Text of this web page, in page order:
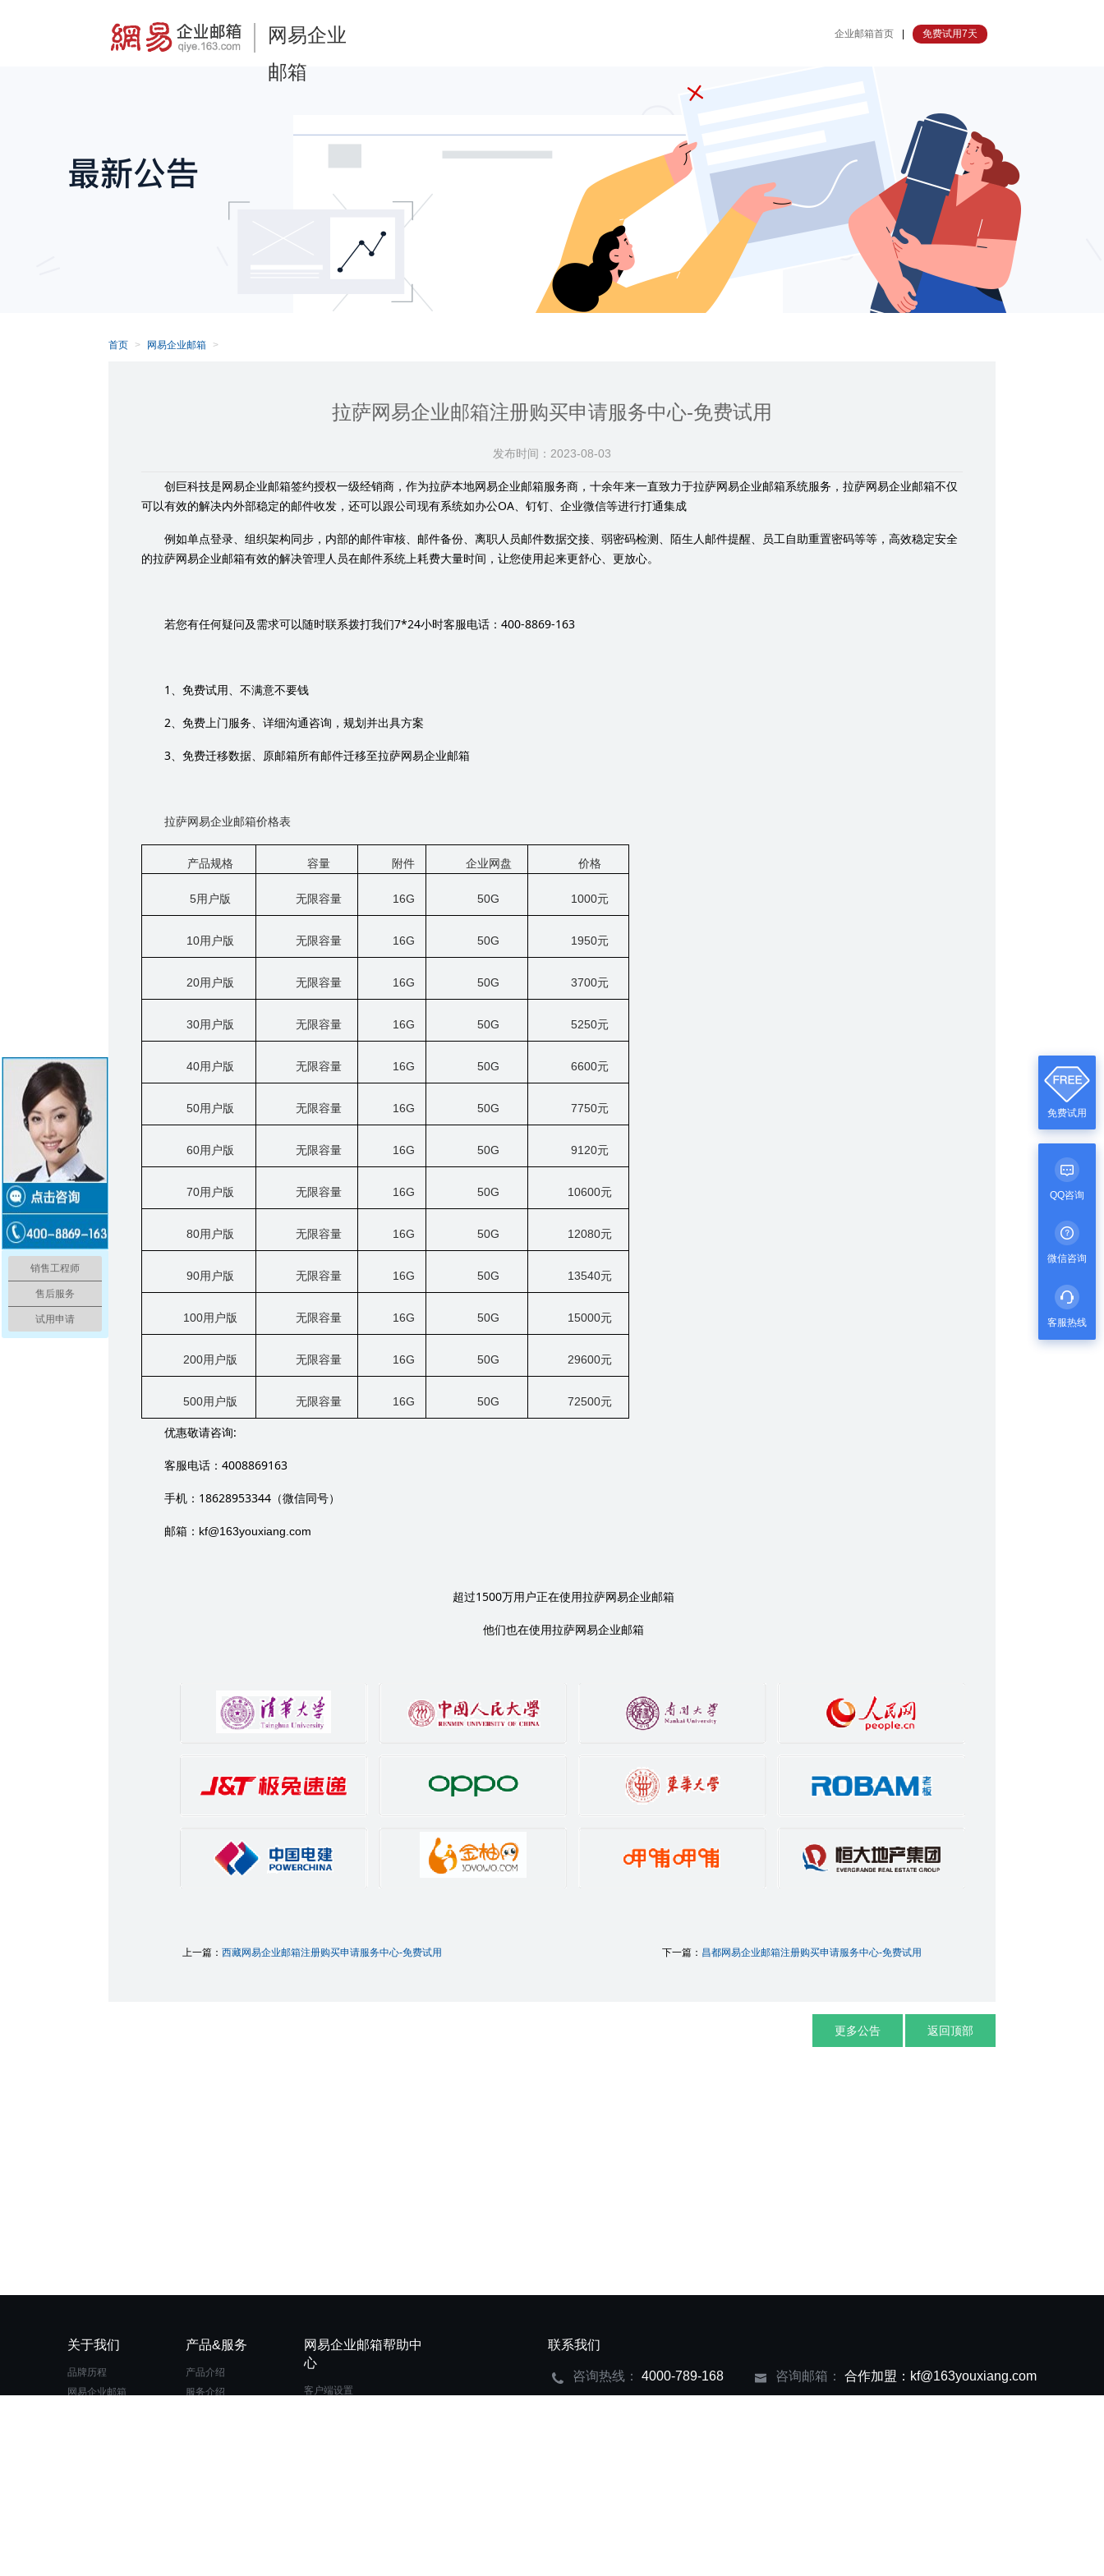
网易企业
邮箱
企业邮箱首页 免费试用7天
首页 网易企业邮箱
拉萨网易企业邮箱注册购买申请服务中心-免费试用
发布时间： 2023-08-03
创巨科技是网易企业邮箱签约授权一级经销商，作为拉萨本地网易企业邮箱服务商，十余年来一直致力于拉萨网易企业邮箱系统服务，拉萨网易企业邮箱不仅
可以有效的解决内外部稳定的邮件收发，还可以跟公司现有系统如办公OA 、钉钉、企业微信等进行打通集成
例如单点登录、组织架构同步，内部的邮件审核、邮件备份、离职人员邮件数据交接、弱密码检测、陌生人邮件提醒、员工自助重置密码等等，高效稳定安全
的拉萨网易企业邮箱有效的解决管理人员在邮件系统上耗费大量时间，让您使用起来更舒心、更放心。
若您有任何疑问及需求可以随时联系拨打我们7*24小时客服电话： 400-8869-163
1 、免费试用、不满意不要钱
2 、免费上门服务、详细沟通咨询，规划并出具方案
3 、免费迁移数据、原邮箱所有邮件迁移至拉萨网易企业邮箱
拉萨网易企业邮箱价格表
产品规格 容量 附件 企业网盘 价格
5用户版 无限容量 16G 50G 1000元
10用户版 无限容量 16G 50G 1950元
20用户版 无限容量 16G 50G 3700元
30用户版 无限容量 16G 50G 5250元
40用户版 无限容量 16G 50G 6600元
50用户版 无限容量 16G 50G 7750元
60用户版 无限容量 16G 50G 9120元
70用户版 无限容量 16G 50G 10600元
80用户版 无限容量 16G 50G 12080元
90用户版 无限容量 16G 50G 13540元
100用户版 无限容量 16G 50G 15000元
200用户版 无限容量 16G 50G 29600元
500用户版 无限容量 16G 50G 72500元
优惠敬请咨询:
客服电话： 4008869163
手机： 18628953344 （微信同号）
邮箱： kf@163youxiang.com
超过1500万用户正在使用拉萨网易企业邮箱
他们也在使用拉萨网易企业邮箱
上一篇： 西藏网易企业邮箱注册购买申请服务中心-免费试用 下一篇： 昌都网易企业邮箱注册购买申请服务中心-免费试用
更多公告 返回顶部
免费试用
QQ咨询
微信咨询
客服热线
关于我们
品牌历程
网易企业邮箱
产品&服务
产品介绍
服务介绍
网易企业邮箱帮助中
心
客户端设置
联系我们
咨询热线： 4000-789-168 咨询邮箱： 合作加盟：kf@163youxiang.com
销售工程师
售后服务
试用申请